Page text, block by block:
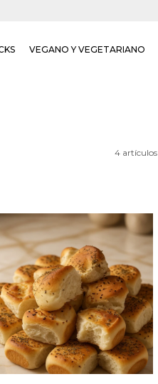
VEGANO Y VEGETARIANO
4 artículos
24 pancitos saborizados
de cebolla.